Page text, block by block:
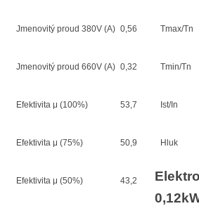
Jmenovitý proud 380V (A) 0,56
Jmenovitý proud 660V (A) 0,32
Efektivita μ (100%) 53,7
Efektivita μ (75%) 50,9
Efektivita μ (50%) 43,2
Tmax/Tn
Tmin/Tn
Ist/In
Hluk